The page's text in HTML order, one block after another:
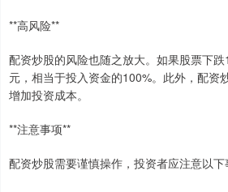
**高风险**
配资炒股的风险也随之放大。如果股票下
元，相当于投入资金的100%。此外，配资
增加投资成本。
**注意事项**
配资炒股需要谨慎操作，投资者应注意以下